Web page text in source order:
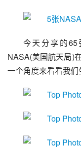
今天分享的
NASA(美国航天局)
一个角度来看看我们